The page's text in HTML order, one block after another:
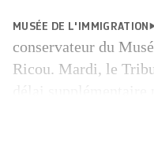
MUSÉE DE L'IMMIGRATION
conservateur du
Ricou. Mardi, le